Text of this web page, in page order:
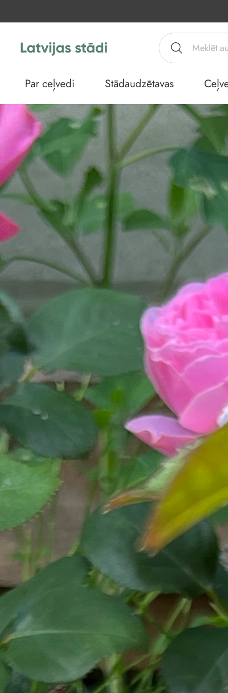
Par ceļvedi Stādaudzētavas